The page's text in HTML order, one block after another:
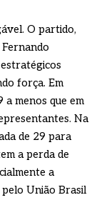
O partido,
força. Em
menos que em
Na
de 29 para
a perda de
a
União Brasil